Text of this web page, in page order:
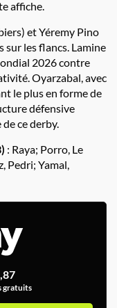
affiche.
et Yéremy Pino
les flancs. Lamine
2026 contre
Oyarzabal, avec
le plus en forme de
défensive
ce derby.
: Raya; Porro, Le
Pedri; Yamal,
gratuits